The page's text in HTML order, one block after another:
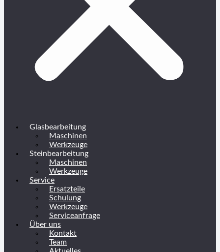
Glasbearbeitung
Maschinen
Werkzeuge
Steinbearbeitung
Maschinen
Werkzeuge
Service
Ersatzteile
Schulung
Werkzeuge
Serviceanfrage
Über uns
Kontakt
Team